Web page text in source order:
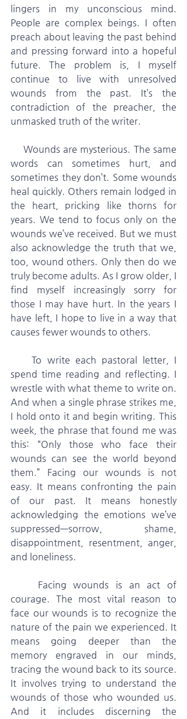
lingers in my unconscious mind.
People are complex beings. I often
preach about leaving the past behind
and pressing forward into a hopeful
future. The problem is, I myself
continue to live with unresolved
wounds from the past. It’s the
contradiction of the preacher, the
unmasked truth of the writer.
words can sometimes hurt, and
sometimes they don’t. Some wounds
heal quickly. Others remain lodged in
the heart, pricking like thorns for
years. We tend to focus only on the
wounds we’ve received. But we must
also acknowledge the truth that we,
too, wound others. Only then do we
truly become adults. As I grow older, I
find myself increasingly sorry for
those I may have hurt. In the years I
have left, I hope to live in a way that
causes fewer wounds to others.
    To write each pastoral letter, I
spend time reading and reflecting. I
wrestle with what theme to write on.
And when a single phrase strikes me,
I hold onto it and begin writing. This
week, the phrase that found me was
this: “Only those who face their
wounds can see the world beyond
them.” Facing our wounds is not
easy. It means confronting the pain
of our past. It means honestly
acknowledging the emotions we’ve
suppressed—sorrow, shame,
disappointment, resentment, anger,
and loneliness.
courage. The most vital reason to
face our wounds is to recognize the
nature of the pain we experienced. It
means going deeper than the
memory engraved in our minds,
tracing the wound back to its source.
It involves trying to understand the
wounds of those who wounded us.
And it includes discerning the